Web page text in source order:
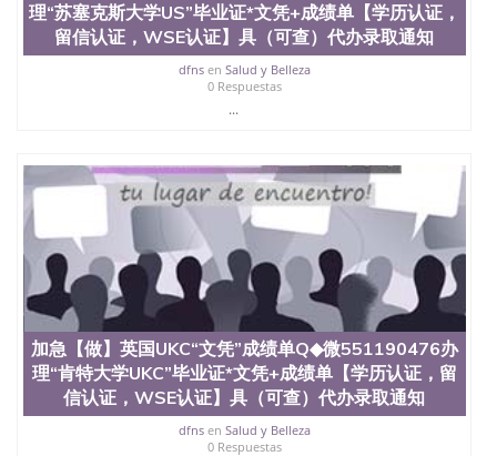
交时间，公司人员陪同客户本人一起去留服递交材
料； 5、等待结果，完成结果书留服直接邮寄给客户
6、客户确认收到结果，付余款。 我们对海外大学及
学院的毕业证成绩单所使用的材料，尺寸大小，防伪
对照。质量得到了广大海外客户群体的认可，同时和
海外学校留学中介， 同时能做到与时俱进，及时掌握
各大院校的（毕业证，成绩单，资格证，学生卡，结
业证，录取通知书，在读证明等相关材料）的版本更
新信息， 能够在时间掌握的海外学历文凭的样版，尺
寸大小，纸张材质，防伪技术等等，并在时间收集到
原版实物，以求达到客户的需求。 我们的优势： 我
们在保证合理定价的同时，坚持较高性价比，通过品
质和效率不断优化，为您倾情诠释什么是高性价比。
咨询顾问：Sam q/微信:551190476 Q/微
信:551190476办理毕业证成绩单、教育部认证,录取通
知书，雅思，留学回国证明.
公司专业制作、办理、仿制、成绩单文凭、改成绩、
理“苏塞克斯大学US”毕业证*文凭+成绩单【学历认证，
留信认证，WSE认证】具（可查）代办录取通知
dfnsen Salud y Belleza
0 Respuestas
...
加急【做】英国UKC“文凭”成绩单Q◆微551190476办
理“肯特大学UKC”毕业证*文凭+成绩单【学历认证，留
信认证，WSE认证】具（可查）代办录取通知
dfnsen Salud y Belleza
0 Respuestas